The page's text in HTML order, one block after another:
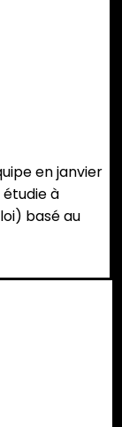
en janvier
à
basé au